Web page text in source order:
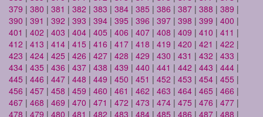
379 | 380 | 381 | 382 | 383 | 384 | 385 | 386 | 387 | 388 | 389 |
390 | 391 | 392 | 393 | 394 | 395 | 396 | 397 | 398 | 399 | 400 |
401 | 402 | 403 | 404 | 405 | 406 | 407 | 408 | 409 | 410 | 411 |
412 | 413 | 414 | 415 | 416 | 417 | 418 | 419 | 420 | 421 | 422 |
423 | 424 | 425 | 426 | 427 | 428 | 429 | 430 | 431 | 432 | 433 |
434 | 435 | 436 | 437 | 438 | 439 | 440 | 441 | 442 | 443 | 444 |
445 | 446 | 447 | 448 | 449 | 450 | 451 | 452 | 453 | 454 | 455 |
456 | 457 | 458 | 459 | 460 | 461 | 462 | 463 | 464 | 465 | 466 |
467 | 468 | 469 | 470 | 471 | 472 | 473 | 474 | 475 | 476 | 477 |
478 | 479 | 480 | 481 | 482 | 483 | 484 | 485 | 486 | 487 | 488 |